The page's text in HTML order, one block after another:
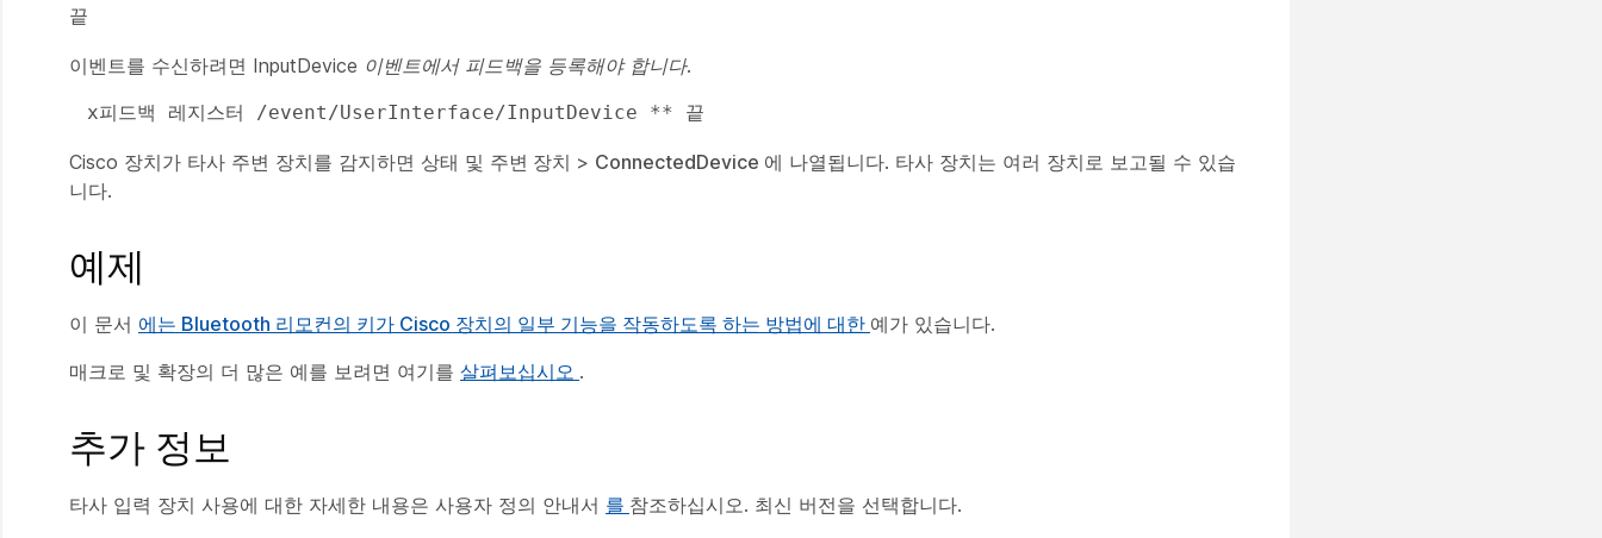
끝
이벤트를 수신하려면 InputDevice 이벤트에서 피드백을 등록해야 합니다.
x피드백 레지스터 /event/UserInterface/InputDevice ** 끝
Cisco 장치가 타사 주변 장치를 감지하면 상태 및 주변 장치 > ConnectedDevice 에 나열됩니다. 타사 장치는 여러 장치로 보고될 수 있습
니다.
예제
이 문서 에는 Bluetooth 리모컨의 키가 Cisco 장치의 일부 기능을 작동하도록 하는 방법에 대한 예가 있습니다.
매크로 및 확장의 더 많은 예를 보려면 여기를 살펴보십시오 .
추가 정보
타사 입력 장치 사용에 대한 자세한 내용은 사용자 정의 안내서 를 참조하십시오. 최신 버전을 선택합니다.